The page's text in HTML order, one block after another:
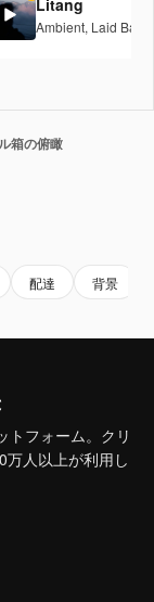
Ambient, Laid Back
箱の俯瞰
配達 背景
トフォーム。クリ
人以上が利用し